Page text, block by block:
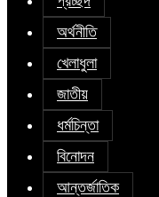
অর্থনীতি
খেলাধুলা
জাতীয়
ধর্মচিন্তা
বিনোদন
আন্তর্জাতিক